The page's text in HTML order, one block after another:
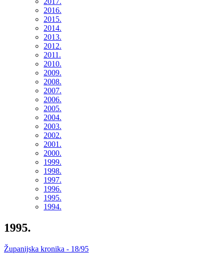
2016.
2015.
2014.
2013.
2012.
2011.
2010.
2009.
2008.
2007.
2006.
2005.
2004.
2003.
2002.
2001.
2000.
1999.
1998.
1997.
1996.
1995.
1994.
1995.
Županijska kronika - 18/95